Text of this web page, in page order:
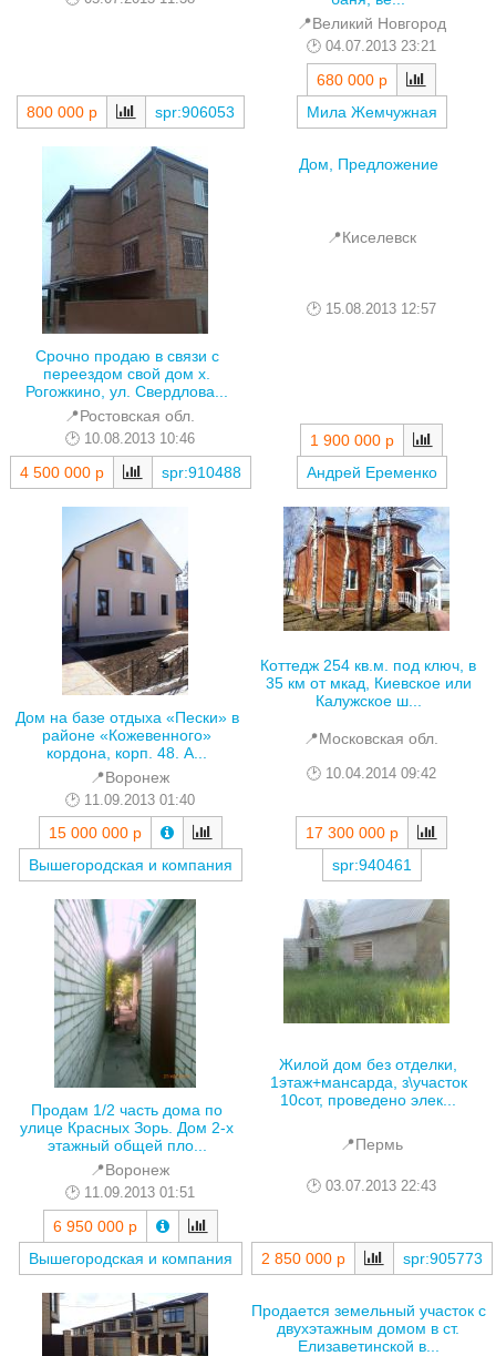
800 000 р spr:906053
📍Великий Новгород
04.07.2013 23:21
680 000 р
Мила Жемчужная
Срочно продаю в связи с
переездом свой дом х.
Рогожкино, ул. Свердлова...
📍Ростовская обл.
10.08.2013 10:46
4 500 000 р spr:910488
Дом, Предложение
📍Киселевск
15.08.2013 12:57
1 900 000 р
Андрей Еременко
Дом на базе отдыха «Пески» в
районе «Кожевенного»
кордона, корп. 48. А...
📍Воронеж
11.09.2013 01:40
15 000 000 р
Вышегородская и компания
Коттедж 254 кв.м. под ключ, в
35 км от мкад, Киевское или
Калужское ш...
📍Московская обл.
10.04.2014 09:42
17 300 000 р
spr:940461
Продам 1/2 часть дома по
улице Красных Зорь. Дом 2-х
этажный общей пло...
📍Воронеж
11.09.2013 01:51
6 950 000 р
Вышегородская и компания
Жилой дом без отделки,
1этаж+мансарда, з\участок
10сот, проведено элек...
📍Пермь
03.07.2013 22:43
2 850 000 р spr:905773
Продается земельный участок с
двухэтажным домом в ст.
Елизаветинской в...